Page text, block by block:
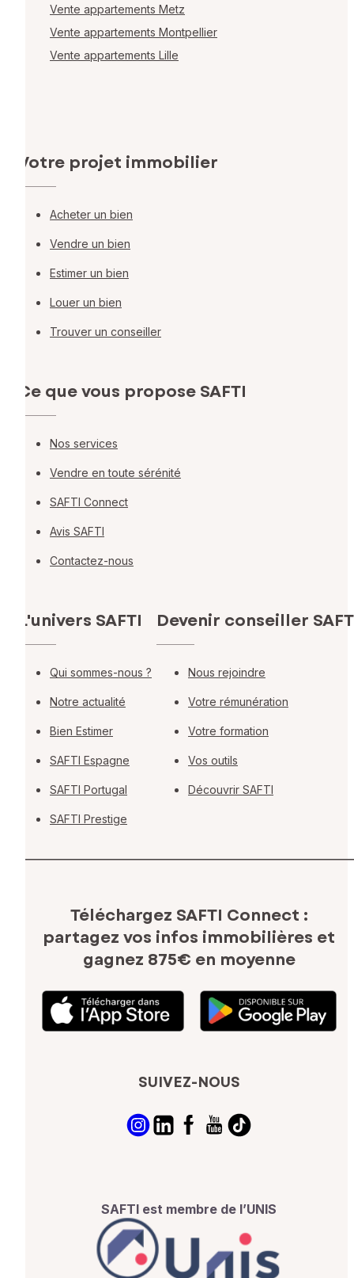
Vente appartements Metz
Vente appartements Montpellier
Vente appartements Lille
Votre projet immobilier
Acheter un bien
Vendre un bien
Estimer un bien
Louer un bien
Trouver un conseiller
Ce que vous propose SAFTI
Nos services
Vendre en toute sérénité
SAFTI Connect
Avis SAFTI
Contactez-nous
L'univers SAFTI
Qui sommes-nous ?
Notre actualité
Bien Estimer
SAFTI Espagne
SAFTI Portugal
SAFTI Prestige
Devenir conseiller
Nous rejoindre
Votre rémunération
Votre formation
Vos outils
Découvrir SAFTI
Téléchargez SAFTI Connect :
partagez vos infos immobilières et
gagnez 875€ en moyenne
SUIVEZ-NOUS
SAFTI est membre de l’UNIS